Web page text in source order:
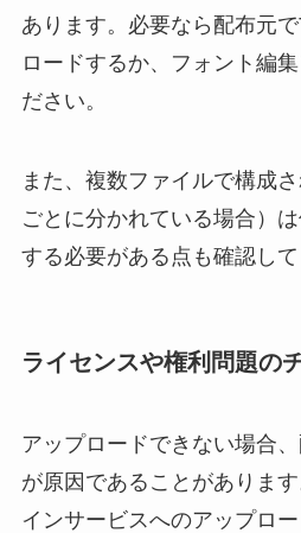
あります。必要なら配布元
ロードするか、フォント編
ださい。
また、複数ファイルで構成
ごとに分かれている場合）
する必要がある点も確認して
ライセンスや権利問題の
アップロードできない場合
が原因であることがありま
インサービスへのアップロ